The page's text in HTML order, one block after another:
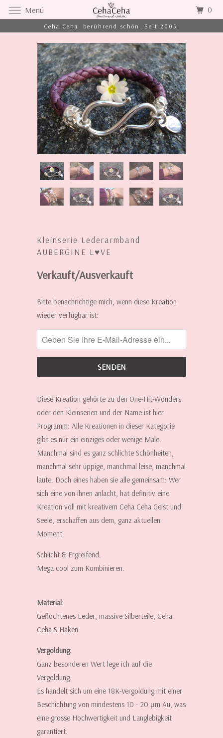
Ceha Ceha. berührend schön. Seit 2005.
Kleinserie Lederarmband
AUBERGINE L♥VE
Verkauft/Ausverkauft
INFORMIERE
MICH,
WENN
DIESE
KREATION
IST:
Bitte benachrichtige mich, wenn diese Kreation
wieder verfügbar ist:
Diese Kreation gehörte zu den One-Hit-Wonders
oder den Kleinserien und der Name ist hier
Programm: Alle Kreationen in dieser Kategorie
gibt es nur ein einziges oder wenige Male.
Manchmal sind es ganz schlichte Schönheiten,
manchmal sehr üppige, manchmal leise, manchmal
laute. Doch eines haben sie alle gemeinsam: Wer
sich eine von ihnen anlacht, hat definitiv eine
Kreation voll mit kreativem Ceha Ceha Geist und
Seele, erschaffen aus dem, ganz aktuellen
Moment.
Schlicht & Ergreifend.
Mega cool zum Kombinieren.
Material:
Geflochtenes Leder, massive Silberteile, Ceha
Ceha S-Haken
Vergoldung:
Ganz besonderen Wert lege ich auf die
Vergoldung.
Es handelt sich um eine 18K-Vergoldung mit einer
Beschichtung von mindestens 10 - 20 μm Au, was
eine grosse Hochwertigkeit und Langlebigkeit
garantiert.
Menü 0